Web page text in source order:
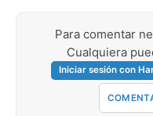
Para comentar
Cualquiera
Iniciar sesión con